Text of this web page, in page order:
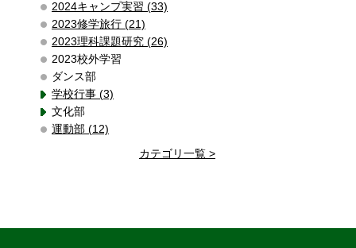
2024キャンプ実習 (33)
2023修学旅行 (21)
2023理科課題研究 (26)
2023校外学習
ダンス部
学校行事 (3)
文化部
運動部 (12)
カテゴリ一覧 >